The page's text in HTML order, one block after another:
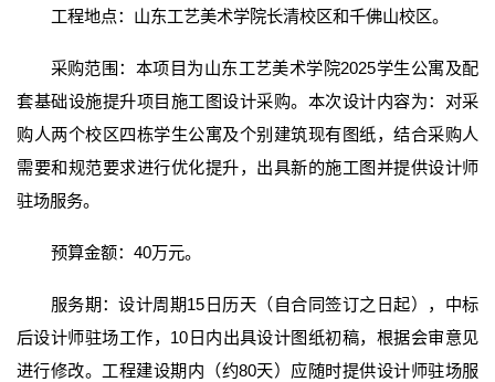
工程地点：山东工艺美术学院长清校区和千佛山校区。
采购范围：本项目为山东工艺美术学院2025学生公寓及配
套基础设施提升项目施工图设计采购。本次设计内容为：对采
购人两个校区四栋学生公寓及个别建筑现有图纸，结合采购人
需要和规范要求进行优化提升，出具新的施工图并提供设计师
驻场服务。
预算金额：40万元。
服务期：设计周期15日历天（自合同签订之日起），中标
后设计师驻场工作，10日内出具设计图纸初稿，根据会审意见
进行修改。工程建设期内（约80天）应随时提供设计师驻场服